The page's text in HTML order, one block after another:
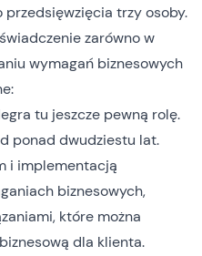
przedsięwzięcia trzy osoby.
zarówno w
wymagań biznesowych
tu jeszcze pewną rolę.
ponad dwudziestu lat.
i implementacją
biznesowych,
które można
dla klienta.